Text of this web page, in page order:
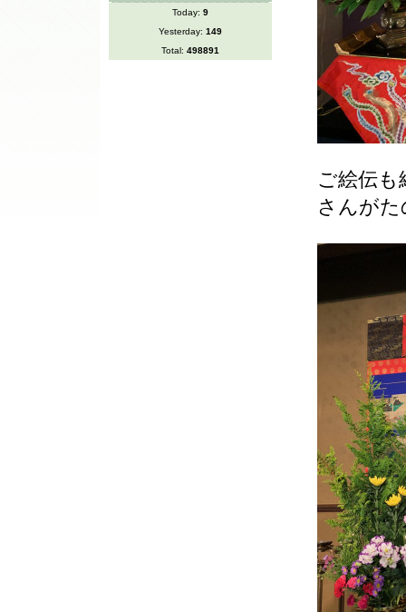
ご絵伝も
さんが
Today: 9
Yesterday: 149
Total: 498891